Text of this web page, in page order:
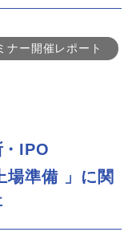
ナー開催レポート
IPO
場準備」に関